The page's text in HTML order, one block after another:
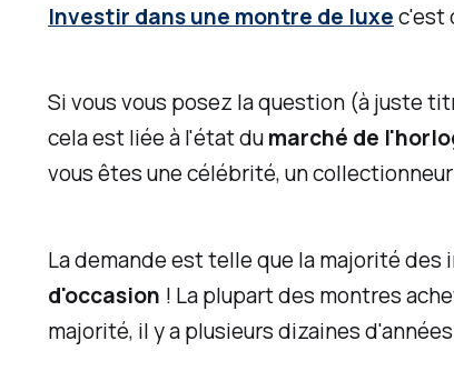
Investir dans une montre de luxec'est
Si vous vous posez la question (à juste
cela est liée à l'état dumarché de
vous êtes une célébrité, un
La demande est telle que la majorité
d'occasion ! La plupart des montres
majorité, il y a plusieurs dizaines
o
s
e
i
e
r
e